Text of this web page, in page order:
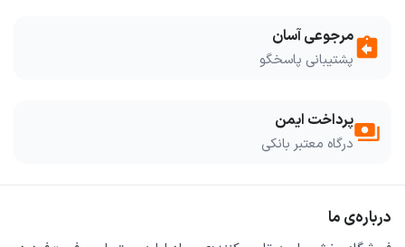
assignment_returnمرجوعی آسان
پشتیبانی پاسخگو
paymentsپرداخت ایمن
درگاه معتبر بانکی
درباره‌ی ما